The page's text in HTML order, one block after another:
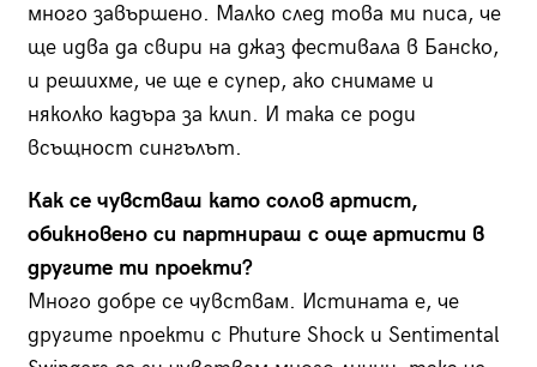
много завършено. Малко след това ми писа, че
ще идва да свири на джаз фестивала в Банско,
и решихме, че ще е супер, ако снимаме и
няколко кадъра за клип. И така се роди
всъщност сингълът.
Как се чувстваш като солов артист,
обикновено си партнираш с още артисти в
другите ти проекти?
Много добре се чувствам. Истината е, че
другите проекти с Phuture Shoсk и Sentimental